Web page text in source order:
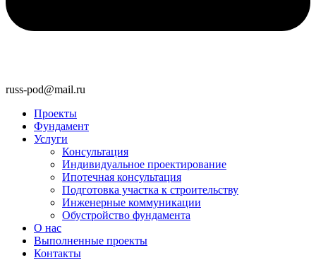
russ-pod@mail.ru
Проекты
Фундамент
Услуги
Консультация
Индивидуальное проектирование
Ипотечная консультация
Подготовка участка к строительству
Инженерные коммуникации
Обустройство фундамента
О нас
Выполненные проекты
Контакты